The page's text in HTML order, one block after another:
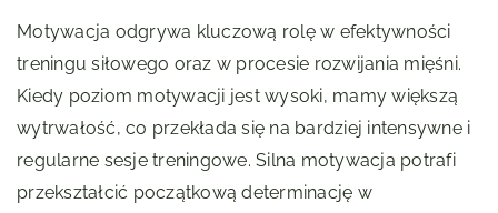
Motywacja odgrywa kluczową rolę w efektywności
treningu siłowego oraz w procesie rozwijania mięśni.
Kiedy poziom motywacji jest wysoki, mamy większą
wytrwałość, co przekłada się na bardziej intensywne i
regularne sesje treningowe. Silna motywacja potrafi
przekształcić początkową determinację w